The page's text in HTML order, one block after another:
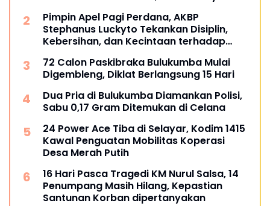
Pimpin Apel Pagi Perdana, AKBP
Stephanus Luckyto Tekankan Disiplin,
Kebersihan, dan Kecintaan terhadap
72 Calon Paskibraka Bulukumba Mulai
Digembleng, Diklat Berlangsung 15 Hari
Dua Pria di Bulukumba Diamankan Polisi,
Sabu 0,17 Gram Ditemukan di Celana
24 Power Ace Tiba di Selayar, Kodim 1415
Kawal Penguatan Mobilitas Koperasi
Desa Merah Putih
16 Hari Pasca Tragedi KM Nurul Salsa, 14
Penumpang Masih Hilang, Kepastian
Santunan Korban dipertanyakan